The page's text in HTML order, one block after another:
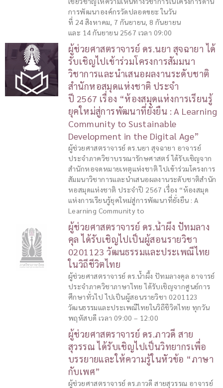
การพัฒนาองค์กรวัดปลอดขยะ ในวัน
ที่ 24 สิงหาคม, 7 กันยายน, 8 กันยายน
และ 14 กันยายน 2567 เวลา 09:00
ผู้ช่วยศาสตราจารย์ ดร.นยา สุจฉายา ได้
รับเชิญไปเข้าร่วมโครงการสัมมนา
วิชาการและนำเสนอผลงานระดับชาติ
สำนักหอสมุดแห่งชาติ ประจำ
ปี 2567 เรื่อง “ห้องสมุดแห่งการเรียนรู้
ยุคใหม่สู่การพัฒนาที่ยั่งยืน : A Learning
Community to Sustainable
Development in the Digital Age”
ผู้ช่วยศาสตราจารย์ ดร.นยา สุจฉายา อาจารย์
ประจำภาควิชาบรรณารักษศาสตร์ ได้รับเชิญจาก
สำนักหอจดหมายเหตุแห่งชาติ ไปเข้าร่วมโครงการ
สัมมนาวิชาการและนำเสนอผลงานระดับชาติสำนัก
หอสมุดแห่งชาติ ประจำปี 2567 เรื่อง “ห้องสมุด
แห่งการเรียนรู้ยุคใหม่สู่การพัฒนาที่ยั่งยืน : A
Learning Community to
ผู้ช่วยศาสตราจารย์ ดร.น้ำผึ้ง ปัทมลาง
คุล ได้รับเชิญไปเป็นผู้สอนรายวิชา
0201123 วัฒนธรรมและประเพณีไทย
ในวิถีชีวิตไทย
ผู้ช่วยศาสตราจารย์ ดร.น้ำผึ้ง ปัทมลางคุล อาจารย์
ประจำภาควิชาภาษาไทย ได้รับเชิญจากศูนย์การ
ศึกษาทั่วไป ไปเป็นผู้สอนรายวิชา 0201123
วัฒนธรรมและประเพณีไทยในวิถีชีวิตไทย ทุกวัน
พฤหัสบดี เวลา 09:00 – 12:00
ผู้ช่วยศาสตราจารย์ ดร.ภาวดี สาย
สุวรรณ ได้รับเชิญไปเป็นวิทยากรเพื่อ
บรรยายและให้ความรู้ในหัวข้อ “ภาษา
กับเพศ”
ผู้ช่วยศาสตราจารย์ ดร.ภาวดี สายสุวรรณ อาจารย์